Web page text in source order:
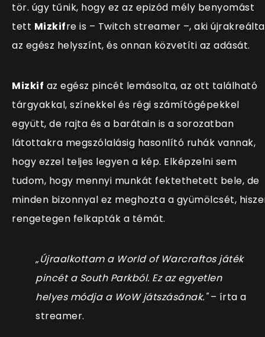
tör. úgy tűnik, hogy ez az epizód mély benyomást
tett Mizkifre is – Twitch streamer –, aki újrakreálta
az egész helyszínt, és onnan közvetíti az adását.
Mizkif az egész pincét lemásolta, az ott található
tárgyakkal, színekkel és régi számítógépekkel
együtt, de rajta és a barátain is a sorozatban
látottakra megszólalásig hasonlító ruhák vannak,
hogy ezzel teljes legyen a kép. Elképzelni sem
tudom, hogy mennyi munkát fektethetett bele, de
minden bizonnyal ez meghozta a gyümölcsét,
rengetegen felkapták a témát.
„Újraalkottam a World of Warcraftos játék
pincét a South Parkból. Ez az egyetlen
helyes módja a WoW játszásának." – írta a
streamer.